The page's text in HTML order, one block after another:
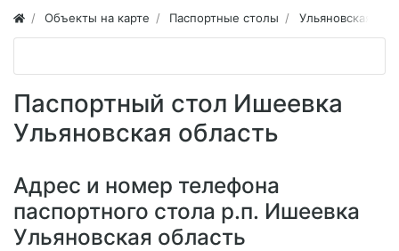
Объекты на карте Паспортные столы Ульяновская
Паспортный стол Ишеевка
Ульяновская область
Адрес и номер телефона
паспортного стола р.п. Ишеевка
Ульяновская область